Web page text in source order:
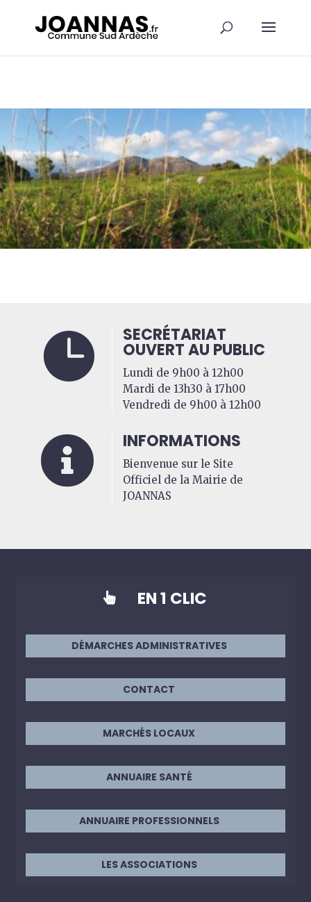
 SECRÉTARIAT
OUVERT AU PUBLIC
Lundi de 9h00 à 12h00
Mardi de 13h30 à 17h00
Vendredi de 9h00 à 12h00
 INFORMATIONS
Bienvenue sur le Site
Officiel de la Mairie de
JOANNAS
 EN 1 CLIC
DÉMARCHES ADMINISTRATIVES
CONTACT
MARCHÉS LOCAUX
ANNUAIRE SANTÉ
ANNUAIRE PROFESSIONNELS
LES ASSOCIATIONS